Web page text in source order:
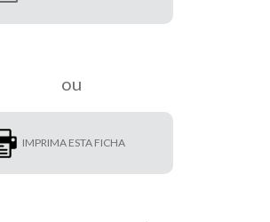
ou
IMPRIMA ESTA FICHA